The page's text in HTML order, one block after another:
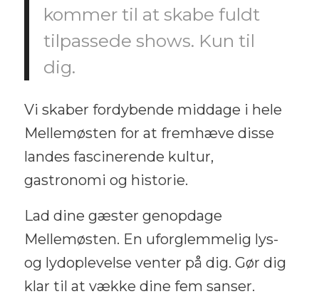
kommer til at skabe fuldt
tilpassede shows. Kun til
dig.
Vi skaber fordybende middage i hele
Mellemøsten for at fremhæve disse
landes fascinerende kultur,
gastronomi og historie.
Lad dine gæster genopdage
Mellemøsten. En uforglemmelig lys-
og lydoplevelse venter på dig. Gør dig
klar til at vække dine fem sanser.